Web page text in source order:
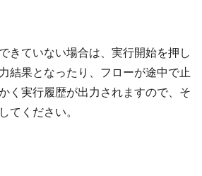
きていない場合は、実行開始を押し
結果となったり、フローが途中で止
く実行履歴が出力されますので、そ
てください。